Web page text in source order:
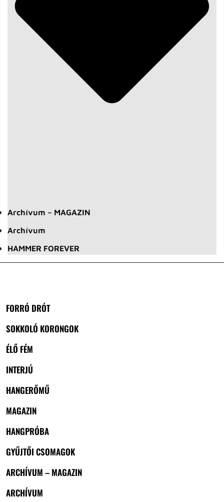
Archívum – MAGAZIN
Archívum
HAMMER FOREVER
FORRÓ DRÓT
SOKKOLÓ KORONGOK
ÉLŐ FÉM
INTERJÚ
HANGERŐMŰ
MAGAZIN
HANGPRÓBA
GYŰJTŐI CSOMAGOK
ARCHÍVUM – MAGAZIN
ARCHÍVUM